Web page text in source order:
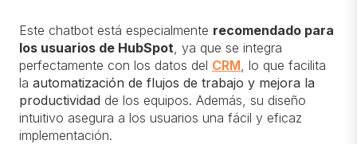
Este chatbot está especialmente recomendado para
los usuarios de HubSpot , ya que se integra
perfectamente con los datos del CRM , lo que facilita
la automatización de flujos de trabajo y mejora la
productividad de los equipos. Además, su diseño
intuitivo asegura a los usuarios una fácil y eficaz
implementación.